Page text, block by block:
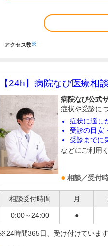
アクセス数※
【24h】 病院なび医療相談
病院なび公式
症状や受診に
症状に適し
受診の目安
受診までに
などにご利用
相談／受付
相談受付時間 月
0:00～24:00 ●
※24時間365日、受け付けていま